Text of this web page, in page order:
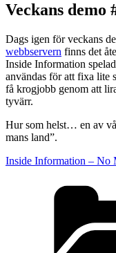
Veckans demo
Dags igen för veckans
webbservern finns det
Inside Information
användas för att fixa lite
få krogjobb genom att
tyvärr.
Hur som helst… en av
mans land”.
Inside Information – No